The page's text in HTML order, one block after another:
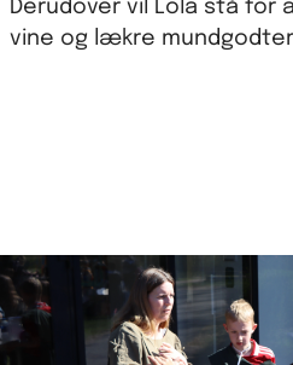
Derudover vil Lola stå
vine og lækre